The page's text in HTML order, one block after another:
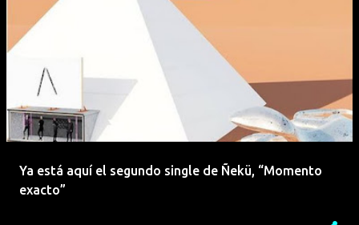
n
a
d
Ya está aquí el segundo single de Ñekü, “Momento
exacto”